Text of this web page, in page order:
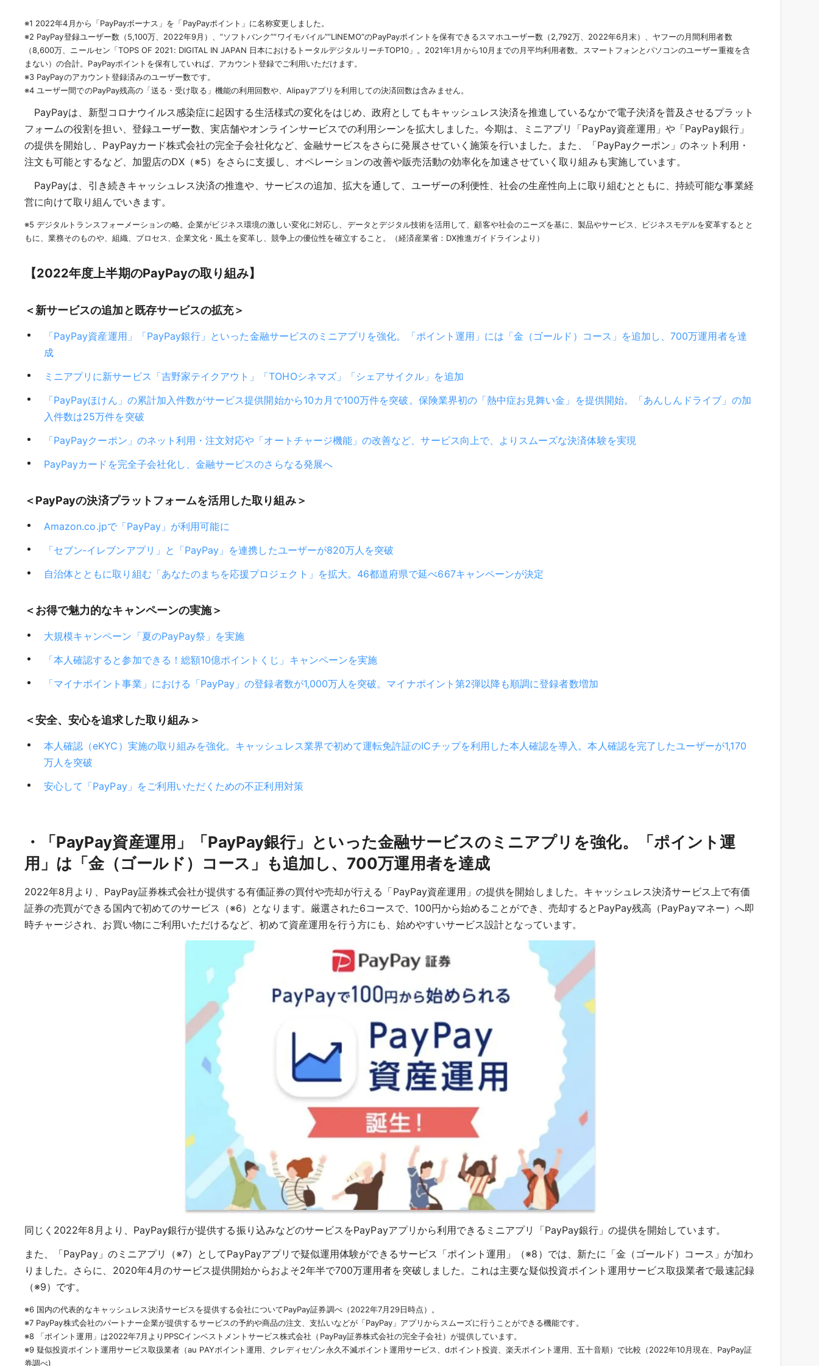
※1 2022年4月から「PayPayボーナス」を「PayPayポイント」に名称変更しました。
※2 PayPay登録ユーザー数（5,100万、2022年9月）、”ソフトバンク””ワイモバイル””LINEMO”のPayPayポイントを保有できるスマホユーザー数（2,792万、2022年6月末）、ヤフーの月間利用者数
（8,600万、ニールセン「TOPS OF 2021: DIGITAL IN JAPAN 日本におけるトータルデジタルリーチTOP10」。2021年1月から10月までの月平均利用者数。スマートフォンとパソコンのユーザー重複を含
まない）の合計。PayPayポイントを保有していれば、アカウント登録でご利用いただけます。
※3 PayPayのアカウント登録済みのユーザー数です。
※4 ユーザー間でのPayPay残高の「送る・受け取る」機能の利用回数や、Alipayアプリを利用しての決済回数は含みません。
PayPayは、新型コロナウイルス感染症に起因する生活様式の変化をはじめ、政府としてもキャッシュレス決済を推進しているなかで電子決済を普及させるプラット
フォームの役割を担い、登録ユーザー数、実店舗やオンラインサービスでの利用シーンを拡大しました。今期は、ミニアプリ「PayPay資産運用」や「PayPay銀行」
の提供を開始し、PayPayカード株式会社の完全子会社化など、金融サービスをさらに発展させていく施策を行いました。また、「PayPayクーポン」のネット利用・
注文も可能とするなど、加盟店のDX（※5）をさらに支援し、オペレーションの改善や販売活動の効率化を加速させていく取り組みも実施しています。
PayPayは、引き続きキャッシュレス決済の推進や、サービスの追加、拡大を通して、ユーザーの利便性、社会の生産性向上に取り組むとともに、持続可能な事業経
営に向けて取り組んでいきます。
※5 デジタルトランスフォーメーションの略。企業がビジネス環境の激しい変化に対応し、データとデジタル技術を活用して、顧客や社会のニーズを基に、製品やサービス、ビジネスモデルを変革するとと
もに、業務そのものや、組織、プロセス、企業文化・風土を変革し、競争上の優位性を確立すること。（経済産業省：DX推進ガイドラインより）
【2022年度上半期のPayPayの取り組み】
＜新サービスの追加と既存サービスの拡充＞
「PayPay資産運用」「PayPay銀行」といった金融サービスのミニアプリを強化。「ポイント運用」には「金（ゴールド）コース」を追加し、700万運用者を達
成
ミニアプリに新サービス「吉野家テイクアウト」「TOHOシネマズ」「シェアサイクル」を追加
「PayPayほけん」の累計加入件数がサービス提供開始から10カ月で100万件を突破。保険業界初の「熱中症お見舞い金」を提供開始。「あんしんドライブ」の加
入件数は25万件を突破
「PayPayクーポン」のネット利用・注文対応や「オートチャージ機能」の改善など、サービス向上で、よりスムーズな決済体験を実現
PayPayカードを完全子会社化し、金融サービスのさらなる発展へ
＜PayPayの決済プラットフォームを活用した取り組み＞
Amazon.co.jpで「PayPay」が利用可能に
「セブン‐イレブンアプリ」と「PayPay」を連携したユーザーが820万人を突破
自治体とともに取り組む「あなたのまちを応援プロジェクト」を拡大。46都道府県で延べ667キャンペーンが決定
＜お得で魅力的なキャンペーンの実施＞
大規模キャンペーン「夏のPayPay祭」を実施
「本人確認すると参加できる！総額10億ポイントくじ」キャンペーンを実施
「マイナポイント事業」における「PayPay」の登録者数が1,000万人を突破。マイナポイント第2弾以降も順調に登録者数増加
＜安全、安心を追求した取り組み＞
本人確認（eKYC）実施の取り組みを強化。キャッシュレス業界で初めて運転免許証のICチップを利用した本人確認を導入。本人確認を完了したユーザーが1,170
万人を突破
安心して「PayPay」をご利用いただくための不正利用対策
「PayPay資産運用」「PayPay銀行」といった金融サービスのミニアプリを強化。「ポイント運
用」は「金（ゴールド）コース」も追加し、700万運用者を達成
2022年8月より、PayPay証券株式会社が提供する有価証券の買付や売却が行える「PayPay資産運用」の提供を開始しました。キャッシュレス決済サービス上で有価
証券の売買ができる国内で初めてのサービス（※6）となります。厳選された6コースで、100円から始めることができ、売却するとPayPay残高（PayPayマネー）へ即
時チャージされ、お買い物にご利用いただけるなど、初めて資産運用を行う方にも、始めやすいサービス設計となっています。
同じく2022年8月より、PayPay銀行が提供する振り込みなどのサービスをPayPayアプリから利用できるミニアプリ「PayPay銀行」の提供を開始しています。
また、「PayPay」のミニアプリ（※7）としてPayPayアプリで疑似運用体験ができるサービス「ポイント運用」（※8）では、新たに「金（ゴールド）コース」が加わ
りました。さらに、2020年4月のサービス提供開始からおよそ2年半で700万運用者を突破しました。これは主要な疑似投資ポイント運用サービス取扱業者で最速記録
（※9）です。
※6 国内の代表的なキャッシュレス決済サービスを提供する会社についてPayPay証券調べ（2022年7月29日時点）。
※7 PayPay株式会社のパートナー企業が提供するサービスの予約や商品の注文、支払いなどが「PayPay」アプリからスムーズに行うことができる機能です。
※8 「ポイント運用」は2022年7月よりPPSCインベストメントサービス株式会社（PayPay証券株式会社の完全子会社）が提供しています。
※9 疑似投資ポイント運用サービス取扱業者（au PAYポイント運用、クレディセゾン永久不滅ポイント運用サービス、dポイント投資、楽天ポイント運用、五十音順）で比較（2022年10月現在、PayPay証
券調べ)